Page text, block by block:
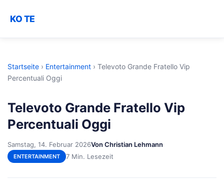
KO TE
Startseite › Entertainment › Televoto Grande Fratello Vip
Percentuali Oggi
Televoto Grande Fratello Vip
Percentuali Oggi
Samstag, 14. Februar 2026Von Christian Lehmann
ENTERTAINMENT 7 Min. Lesezeit